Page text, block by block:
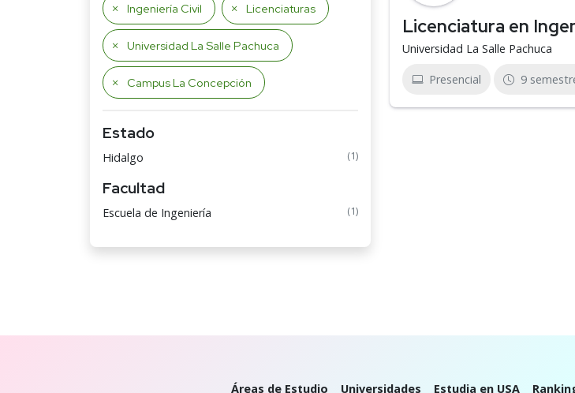
Ingeniería Civil Licenciaturas
Universidad La Salle Pachuca
Campus La Concepción
Estado
Hidalgo (1)
Facultad
Escuela de Ingeniería (1)
Licenciatura en
Universidad La Salle Pachuca
Presencial 9
Áreas de Estudio Universidades Estudia en USA